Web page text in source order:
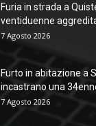
Furia in strada a
ventiduenne
7 Agosto 2026
Furto in abitazione a
incastrano una 34enne
7 Agosto 2026